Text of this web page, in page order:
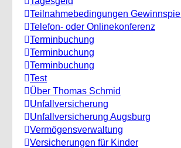
Teilnahmebedingungen Gewinnspiel
Telefon- oder Onlinekonferenz
Terminbuchung
Terminbuchung
Terminbuchung
Test
Über Thomas Schmid
Unfallversicherung
Unfallversicherung Augsburg
Vermögensverwaltung
Versicherungen für Kinder